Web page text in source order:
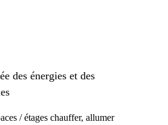
des énergies et des
/ étages chauffer, allumer